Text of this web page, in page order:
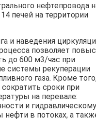
нефтепровода
печей на территории
и наведения
позволяет
до 600 м3/час при
системы рекуперации
газа. Кроме
сроки при
на перевале:
и гидравлическому
нефти в потоках, а